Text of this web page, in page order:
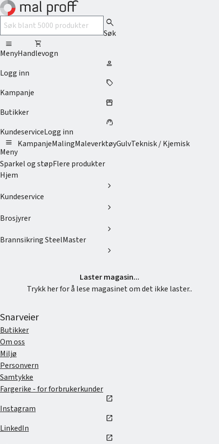
search
Søk
menu
Meny
shopping_cart
Handlevogn
person
Logg inn
sell
Kampanje
storefront
Butikker
support_agent
KundeserviceLogg inn
menu
Meny
KampanjeMalingMaleverktøyGulvTeknisk / Kjemisk
Sparkel og støpFlere produkter
Hjem
chevron_right
Kundeservice
chevron_right
Brosjyrer
chevron_right
Brannsikring SteelMaster
chevron_right
Laster magasin...
Trykk her for å lese magasinet om det ikke laster..
Snarveier
Butikker
Om oss
Miljø
Personvern
Samtykke
Fargerike - for forbrukerkunder
open_in_new
Instagram
open_in_new
LinkedIn
open_in_new